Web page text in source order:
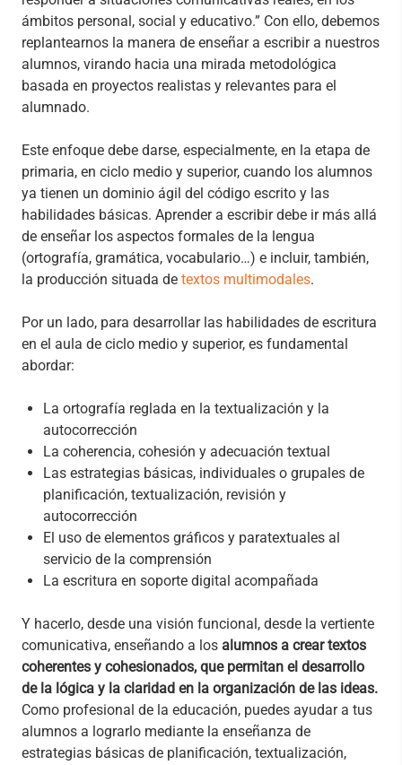
ámbitos personal, social y educativo.” Con ello, debemos
replantearnos la manera de enseñar a escribir a nuestros
alumnos, virando hacia una mirada metodológica
basada en proyectos realistas y relevantes para el
alumnado.
Este enfoque debe darse, especialmente, en la etapa de
primaria, en ciclo medio y superior, cuando los alumnos
ya tienen un dominio ágil del código escrito y las
habilidades básicas. Aprender a escribir debe ir más allá
de enseñar los aspectos formales de la lengua
(ortografía, gramática, vocabulario…) e incluir, también,
la producción situada de textos multimodales.
Por un lado, para desarrollar las habilidades de escritura
en el aula de ciclo medio y superior, es fundamental
abordar:
La ortografía reglada en la textualización y la
autocorrección
La coherencia, cohesión y adecuación textual
Las estrategias básicas, individuales o grupales de
planificación, textualización, revisión y
autocorrección
El uso de elementos gráficos y paratextuales al
servicio de la comprensión
La escritura en soporte digital acompañada
Y hacerlo, desde una visión funcional, desde la vertiente
comunicativa, enseñando a los alumnos a crear textos
coherentes y cohesionados, que permitan el desarrollo
de la lógica y la claridad en la organización de las ideas.
Como profesional de la educación, puedes ayudar a tus
alumnos a lograrlo mediante la enseñanza de
estrategias básicas de planificación, textualización,